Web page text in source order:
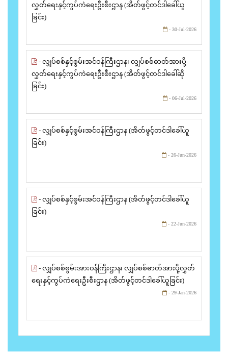
လွှတ်ရေးနှင့်ကွပ်ကဲရေးဦးစီးဌာန (အိတ်ဖွင့်တင်ဒါခေါ်ယူ
ခြင်း)
- 30-Jul-2026
- လျှပ်စစ်နှင့်စွမ်းအင်ဝန်ကြီးဌာန၊ လျှပ်စစ်ဓာတ်အားပို့
လွှတ်ရေးနှင့်ကွပ်ကဲရေးဦးစီးဌာန (အိတ်ဖွင့်တင်ဒါခေါ်ဆို
ခြင်း)
- 06-Jul-2026
- လျှပ်စစ်နှင့်စွမ်းအင်ဝန်ကြီးဌာန (အိတ်ဖွင့်တင်ဒါခေါ်ယူ
ခြင်း)
- 26-Jun-2026
- လျှပ်စစ်နှင့်စွမ်းအင်ဝန်ကြီးဌာန (အိတ်ဖွင့်တင်ဒါခေါ်ယူ
ခြင်း)
- 22-Jun-2026
- လျှပ်စစ်စွမ်းအားဝန်ကြီးဌာန၊ လျှပ်စစ်ဓာတ်အားပို့လွှတ်
ရေးနှင့်ကွပ်ကဲရေးဦးစီးဌာန (အိတ်ဖွင့်တင်ဒါခေါ်ယူခြင်း)
- 29-Jan-2026